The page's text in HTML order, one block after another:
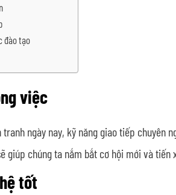
đào tạo
việc
ngày nay, kỹ năng giao tiếp chuyên
giúp chúng ta nắm bắt cơ hội mới và tiến
tốt